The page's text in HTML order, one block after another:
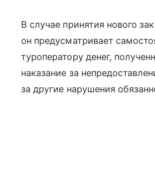
В случае принятия нового
он предусматривает
туроператору денег,
наказание за
за другие нарушения